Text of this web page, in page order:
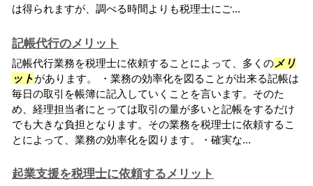
は得られますが、調べる時間よりも税理士にご...
記帳代行のメリット
記帳代行業務を税理士に依頼することによって、多くのメリ
ットがあります。 ・業務の効率化を図ることが出来る記帳は
毎日の取引を帳簿に記入していくことを言います。そのた
め、経理担当者にとっては取引の量が多いと記帳をするだけ
でも大きな負担となります。その業務を税理士に依頼するこ
とによって、業務の効率化を図ります。・確実な...
起業支援を税理士に依頼するメリット